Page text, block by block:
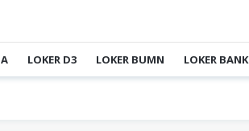
LOKER D3 LOKER BUMN LOKER BANK